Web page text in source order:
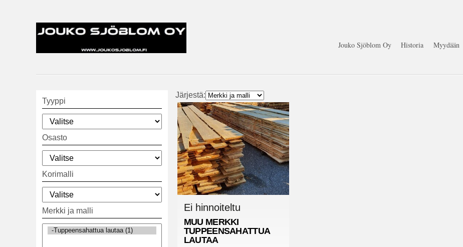
Jouko Sjöblom Oy Historia Myydään
Tyyppi
Osasto
Korimalli
Merkki ja malli
Järjestä:
Ei hinnoiteltu
MUU MERKKI
TUPPEENSAHATTUA
LAUTAA